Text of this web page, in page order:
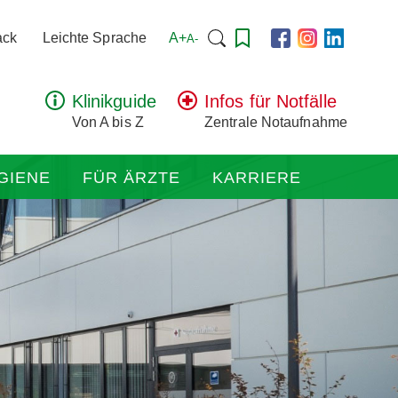
Leichte Sprache A+A- Suchen
Klinikguide
Von A bis Z
Infos für Notfälle
Zentrale Notaufnahme
FÜR ÄRZTE KARRIERE